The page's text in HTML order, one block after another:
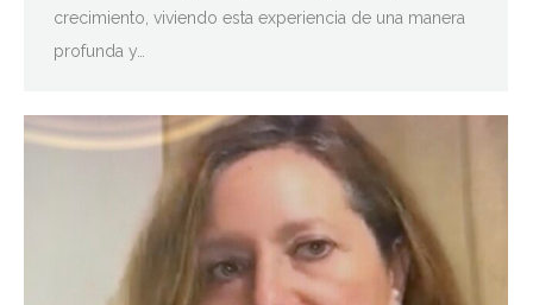
crecimiento, viviendo esta experiencia de una manera
profunda y…